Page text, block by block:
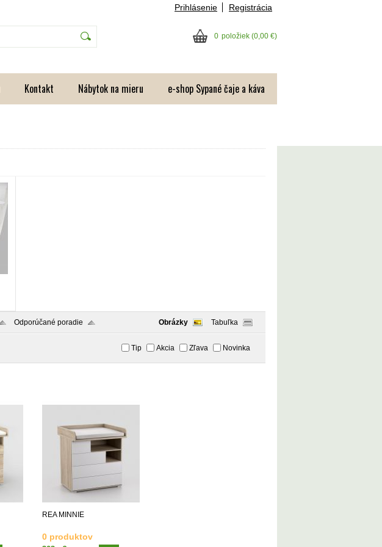
Prihlásenie Registrácia
0 položiek (0,00 €)
Kontakt Nábytok na mieru e-shop Sypané čaje a káva
Odporúčané poradie Obrázky Tabuľka
Tip Akcia Zľava Novinka
REA MINNIE
0 produktov